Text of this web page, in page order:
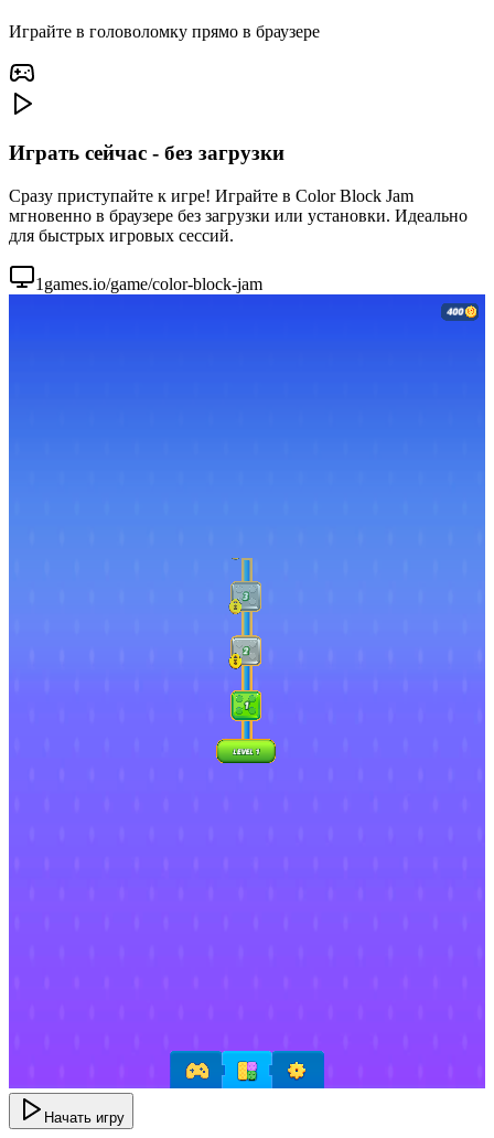
Играйте в головоломку прямо в браузере
Играть сейчас - без загрузки
Сразу приступайте к игре! Играйте в Color Block Jam
мгновенно в браузере без загрузки или установки. Идеально
для быстрых игровых сессий.
1games.io/game/color-block-jam
Начать игру